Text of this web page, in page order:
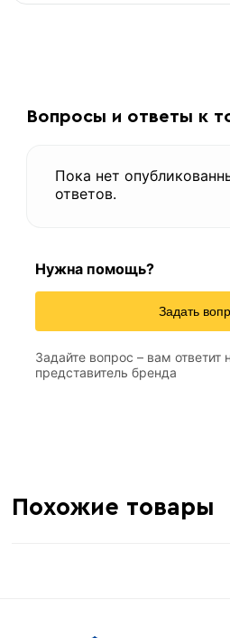
Вопросы и ответы к
Пока нет
ответов.
Нужна помощь?
Задать
Задайте вопрос – вам ответит
представитель бренда
Похожие товары